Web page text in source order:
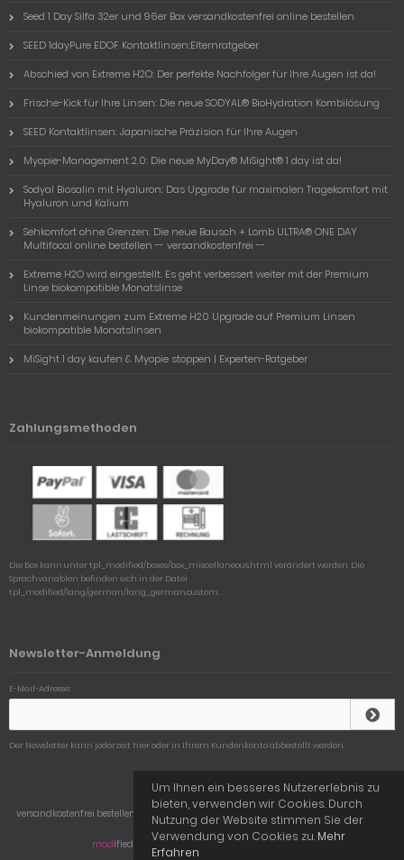
Seed 1 Day Silfa 32er und 96er Box versandkostenfrei online bestellen
SEED 1dayPure EDOF Kontaktlinsen:Elternratgeber
Abschied von Extreme H2O: Der perfekte Nachfolger für Ihre Augen ist da!
Frische-Kick für Ihre Linsen: Die neue SODYAL® BioHydration Kombilösung
SEED Kontaktlinsen: Japanische Präzision für Ihre Augen
Myopie-Management 2.0: Die neue MyDay® MiSight® 1 day ist da!
Sodyal Biosalin mit Hyaluron: Das Upgrade für maximalen Tragekomfort mit
Hyaluron und Kalium
Sehkomfort ohne Grenzen: Die neue Bausch + Lomb ULTRA® ONE DAY
Multifocal online bestellen -- versandkostenfrei --
Extreme H2O wird eingestellt. Es geht verbessert weiter mit der Premium
Linse biokompatible Monatslinse
Kundenmeinungen zum Extreme H20 Upgrade auf Premium Linsen
biokompatible Monatslinsen
MiSight 1 day kaufen & Myopie stoppen | Experten-Ratgeber
Zahlungsmethoden
Die Box kann unter tpl_modified/boxes/box_miscellaneous.html verändert werden. Die
Sprachvariablen befinden sich in der Datei
tpl_modified/lang/german/lang_german.custom.
Newsletter-Anmeldung
E-Mail-Adresse:
Der Newsletter kann jederzeit hier oder in Ihrem Kundenkonto abbestellt werden.
versandkostenfrei bestellen auf Linseoo © 2026 | Template © 2009-2026 by mod
eCommerce Shopsoftware
modified eCommerce Shopsoftware © 2009-2026
Um Ihnen ein besseres Nutzererlebnis zu
bieten, verwenden wir Cookies. Durch
Nutzung der Website stimmen Sie der
Verwendung von Cookies zu. Mehr
Erfahren